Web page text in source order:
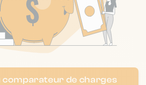
foch 47000 Agen
❯
47000 AGEN ❯
comparateur de charges